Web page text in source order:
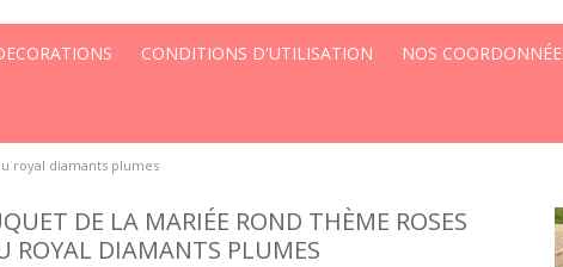
CONDITIONS D'UTILISATION NOS
royal diamants plumes
DE LA MARIÉE ROND THÈME ROSES
ROYAL DIAMANTS PLUMES